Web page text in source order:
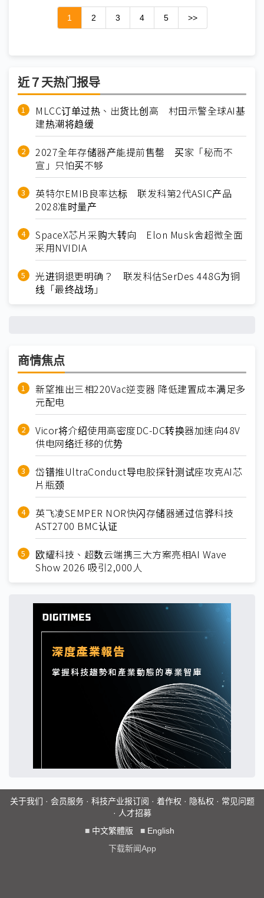
1 2 3 4 5 >>
近７天热门报导
MLCC订单过热、出货比创高 村田示警全球AI基
建热潮将趋缓
2027全年存储器产能提前售罄 买家「秘而不
宣」只怕买不够
英特尔EMIB良率达标 联发科第2代ASIC产品
2028准时量产
SpaceX芯片采购大转向 Elon Musk舍超微全面
采用NVIDIA
光进铜退更明确？ 联发科估SerDes 448G为铜
线「最终战场」
商情焦点
新望推出三相220Vac逆变器 降低建置成本满足多
元配电
Vicor将介绍使用高密度DC-DC转换器加速向48V
供电网络迁移的优势
岱镨推UltraConduct导电胶探针测试座攻克AI芯
片瓶颈
英飞凌SEMPER NOR快闪存储器通过信骅科技
AST2700 BMC认证
欧耀科技、超数云端携三大方案亮相AI Wave
Show 2026 吸引2,000人
关于我们 · 会员服务· 科技产业报订阅 · 着作权 · 隐私权 · 常见问题
· 人才招募
■ 中文繁體版 ■ English
下载新闻App